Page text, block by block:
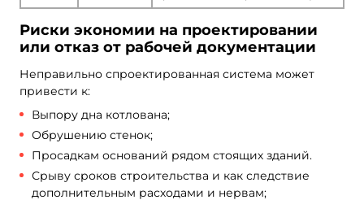
Риски экономии на проектировании
или отказ от рабочей документации
Неправильно спроектированная система может
привести к:
Выпору дна котлована;
Обрушению стенок;
Просадкам оснований рядом стоящих зданий.
Срыву сроков строительства и как следствие
дополнительным расходами и нервам;